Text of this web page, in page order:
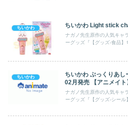
ちいかわ ちいかわ Light stick
ナガノ先生原作の人気キャ
ーグッズ『【グッズ-食品】
ちいかわ
ちいかわ ぷっくりあ
02月発売 【アニメイト
ナガノ先生原作の人気キャ
ーグッズ『【グッズ-シール